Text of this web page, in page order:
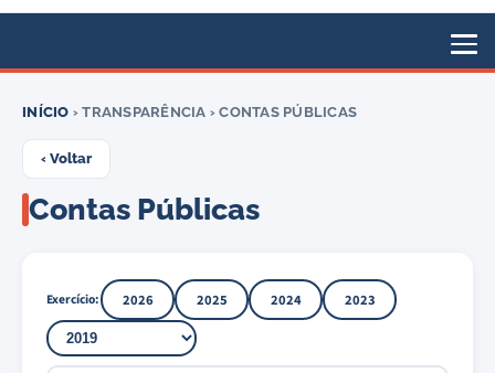
INÍCIO › TRANSPARÊNCIA › CONTAS PÚBLICAS
‹ Voltar
Contas Públicas
Exercício: 2026 2025 2024 2023